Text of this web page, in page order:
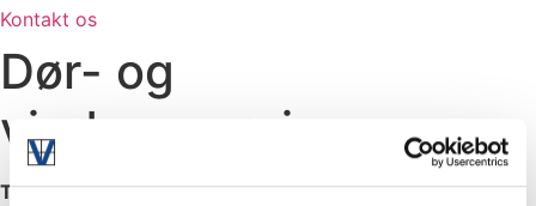
Kontakt os
Dør- og
vinduesservice
Tryghed og kvalitet for din ejendom